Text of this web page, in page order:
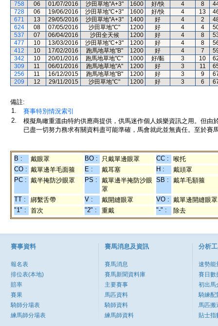
758
06 01/07/2016 沙田草地"A+3" 1600 好/快 4 8
728
06 19/06/2016 沙田草地"C+3" 1600 好/快 4 13
671
13 29/05/2016 沙田草地"A+3" 1400 好 4 2
624
08 07/05/2016 沙田草地"C" 1200 好 4 4
537
07 06/04/2016 沙田全天候 1200 好 4 8
477
10 13/03/2016 沙田草地"C+3" 1200 好 4 8
412
10 17/02/2016 跑馬地草地"B" 1200 好 4 7
342
10 20/01/2016 跑馬地草地"C" 1000 好/黏 3 10
309
11 06/01/2016 跑馬地草地"A" 1200 好 3 11
256
11 16/12/2015 跑馬地草地"B" 1200 好 3 9
209
12 29/11/2015 沙田草地"C" 1200 好 3 6
備註:
1.
賽事特別情況索引
2.
模擬鳥瞰重溫由特約供應商提供，供馬迷作個人娛樂資訊之用。但
已盡一切努力務求有關資料盡可能準確，馬會就此並無責任。至於賽
B : 戴眼罩 BO : 只戴單邊眼罩 CC :
喉托
CO : 戴單邊羊毛面箍 E : 戴耳塞 H :
戴頭罩
PC : 戴半掩防沙眼罩 PS :
戴單邊半掩防沙眼
罩
SB : 戴羊毛額箍
TT : 綁繫舌帶 V : 戴開縫眼罩 VO : 戴單邊開縫眼罩
"1" :
首次 "2" : 重戴 "-" : 除去
賽事資料
報名表
排位表(本地)
賠率
賽果
騎師分場表
練馬師分場表
賽馬消息及資訊
賽馬消息
賽馬新聞資料庫
主要賽事
馬匹資料
騎師資料
練馬師資料
分析
速勢能
賽日數
初出馬
騎練配
馬匹搬
貼士指